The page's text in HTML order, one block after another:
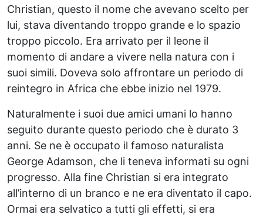
Christian, questo il nome che avevano scelto per
lui, stava diventando troppo grande e lo spazio
troppo piccolo. Era arrivato per il leone il
momento di andare a vivere nella natura con i
suoi simili. Doveva solo affrontare un periodo di
reintegro in Africa che ebbe inizio nel 1979.
Naturalmente i suoi due amici umani lo hanno
seguito durante questo periodo che è durato 3
anni. Se ne è occupato il famoso naturalista
George Adamson, che li teneva informati su ogni
progresso. Alla fine Christian si era integrato
all’interno di un branco e ne era diventato il capo.
Ormai era selvatico a tutti gli effetti, si era